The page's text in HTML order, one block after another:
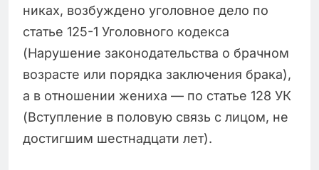
никах, возбуждено уголовное дело по
статье 125-1 Уголовного кодекса
(Нарушение законодательства о брачном
возрасте или порядка заключения брака),
а в отношении жениха — по статье 128 УК
(Вступление в половую связь с лицом, не
достигшим шестнадцати лет).